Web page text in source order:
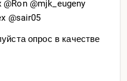
@mjk_eugeny
@sair05
опрос в качестве